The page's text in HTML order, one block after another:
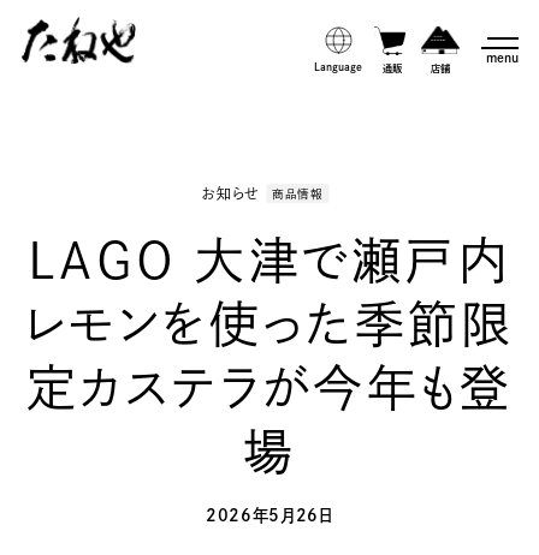
Language 通販 店舗
menu
お知らせ 商品情報
LAGO 大津で瀬戸内
レモンを使った季節限
定カステラが今年も登
場
2026年5月26日